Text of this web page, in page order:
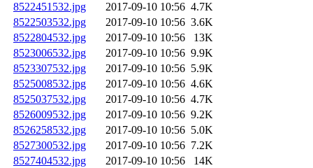
8522451532.jpg
2017-09-10 10:56 4.7K
8522503532.jpg
2017-09-10 10:56 3.6K
8522804532.jpg
2017-09-10 10:56
13K
8523006532.jpg
2017-09-10 10:56 9.9K
8523307532.jpg
2017-09-10 10:56 5.9K
8525008532.jpg
2017-09-10 10:56 4.6K
8525037532.jpg
2017-09-10 10:56 4.7K
8526009532.jpg
2017-09-10 10:56 9.2K
8526258532.jpg
2017-09-10 10:56 5.0K
8527300532.jpg
2017-09-10 10:56 7.2K
8527404532.jpg
2017-09-10 10:56
14K